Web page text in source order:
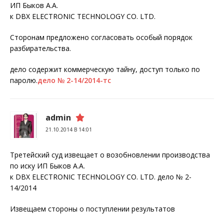
ИП Быков А.А.
к DBX ELECTRONIC TECHNOLOGY CO. LTD.
Сторонам предложено согласовать особый порядок
разбирательства.
дело содержит коммерческую тайну, доступ только по
паролю.дело № 2-14/2014-тс
admin
21.10.2014 В 14:01
Третейский суд извещает о возобновлении производства
по иску ИП Быков А.А.
к DBX ELECTRONIC TECHNOLOGY CO. LTD. дело № 2-
14/2014
Извещаем стороны о поступлении результатов